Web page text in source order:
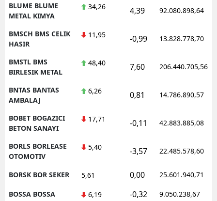
BLUME BLUME
METAL KIMYA
34,26 4,39 92.080.898,64
BMSCH BMS CELIK
HASIR
11,95 -0,99 13.828.778,70
BMSTL BMS
BIRLESIK METAL
48,40 7,60 206.440.705,56
BNTAS BANTAS
AMBALAJ
6,26 0,81 14.786.890,57
BOBET BOGAZICI
BETON SANAYI
17,71 -0,11 42.883.885,08
BORLS BORLEASE
OTOMOTIV
5,40 -3,57 22.485.578,60
BORSK BOR SEKER 5,61 0,00 25.601.940,71
BOSSA BOSSA 6,19 -0,32 9.050.238,67